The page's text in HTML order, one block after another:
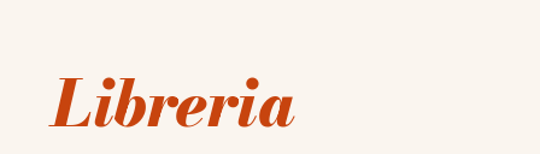
Libreria